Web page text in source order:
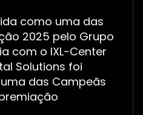
como uma das
2025 pelo Grupo
com o IXL-Center
Solutions foi
das Campeãs